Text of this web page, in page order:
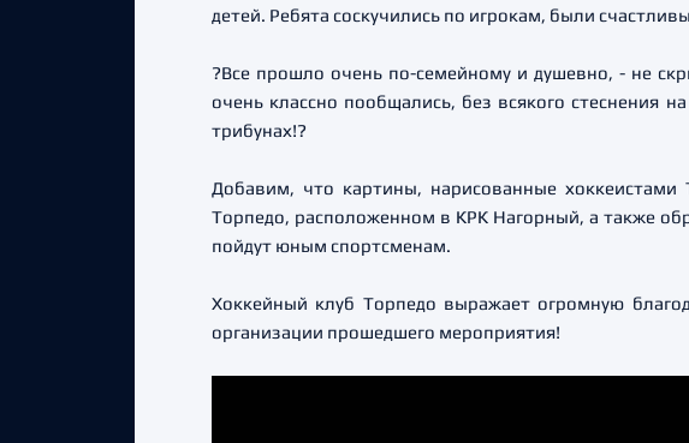
детей. Ребята соскучились по игрокам, были
?Все прошло очень по-семейному и душевно, - не
очень классно пообщались, без всякого стеснения
трибунах!?
Добавим, что картины, нарисованные
Торпедо, расположенном в КРК Нагорный, а также
пойдут юным спортсменам.
Хоккейный клуб Торпедо выражает огромную
организации прошедшего мероприятия!